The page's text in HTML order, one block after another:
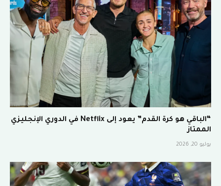
“الباقي هو كرة القدم” يعود إلى Netflix في الدوري الإنجليزي
الممتاز
يوليو 20, 2026